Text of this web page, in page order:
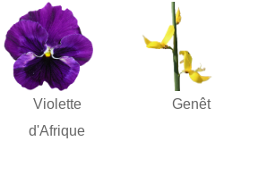
Violette
d'Afrique
Genêt